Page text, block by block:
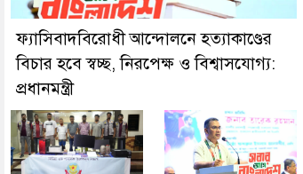
মিরপুর মডেল থানা পুলিশ
ফ্যাসিবাদবিরোধী আন্দোলনে হত্যাকাণ্ডের
বিচার হবে স্বচ্ছ, নিরপেক্ষ ও বিশ্বাসযোগ্য:
প্রধানমন্ত্রী